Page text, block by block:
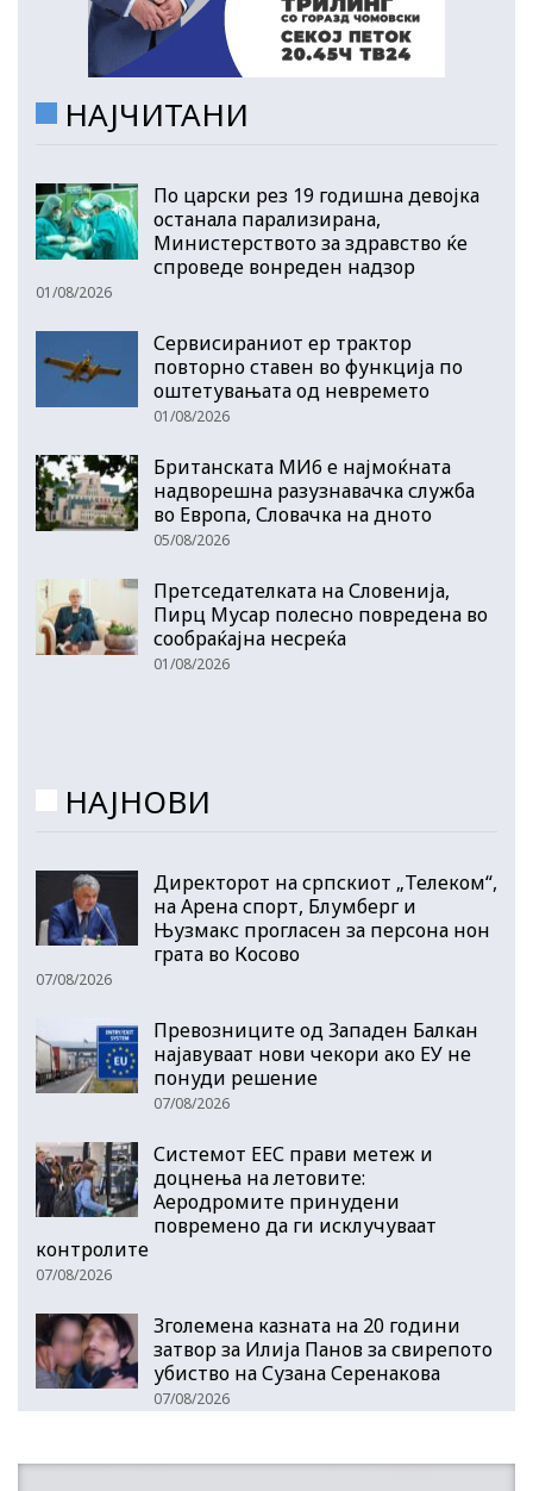
НАЈЧИТАНИ
По царски рез 19 годишна девојка
останала парализирана,
Министерството за здравство ќе
спроведе вонреден надзор
01/08/2026
Сервисираниот ер трактор
повторно ставен во функција по
оштетувањата од невремето
01/08/2026
Британската МИ6 е најмоќната
надворешна разузнавачка служба
во Европа, Словачка на дното
05/08/2026
Претседателката на Словенија,
Пирц Мусар полесно повредена во
сообраќајна несреќа
01/08/2026
НАЈНОВИ
Директорот на српскиот „Телеком“,
на Арена спорт, Блумберг и
Њузмакс прогласен за персона нон
грата во Косово
07/08/2026
Превозниците од Западен Балкан
најавуваат нови чекори ако ЕУ не
понуди решение
07/08/2026
Системот ЕЕС прави метеж и
доцнења на летовите:
Аеродромите принудени
повремено да ги исклучуваат
контролите
07/08/2026
Зголемена казната на 20 години
затвор за Илија Панов за свирепото
убиство на Сузана Серенакова
07/08/2026